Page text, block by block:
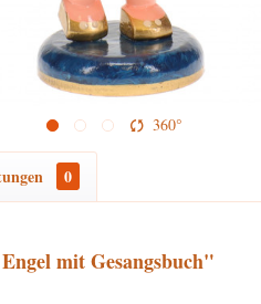
360°
0
mit Gesangsbuch"